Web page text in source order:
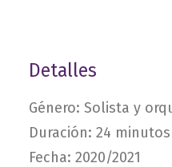
Detalles
Género: Solista y
Duración: 24 minutos
Fecha: 2020/2021